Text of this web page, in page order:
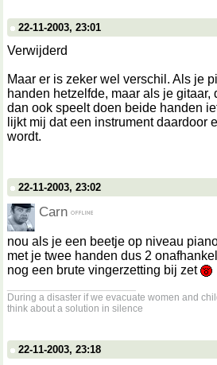
22-11-2003, 23:01
Verwijderd
Maar er is zeker wel verschil. Als je
handen hetzelfde, maar als je gitaar,
dan ook speelt doen beide handen
lijkt mij dat een instrument daardoor
wordt.
22-11-2003, 23:02
Carn
nou als je een beetje op niveau
met je twee handen dus 2
nog een brute vingerzetting bij zet
During a disaster if we evacuate women and
think about a solution in silence
22-11-2003, 23:18